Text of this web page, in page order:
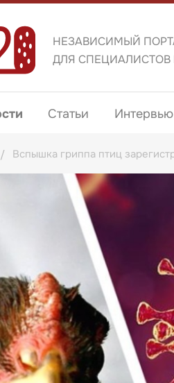
НЕЗАВИСИМЫЙ
ДЛЯ
Статьи Интервью
Вспышка гриппа птиц